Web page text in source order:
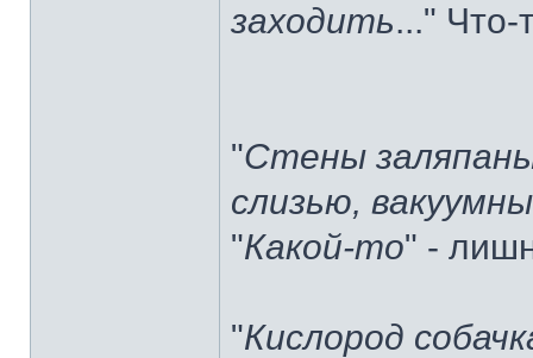
заходить..." Что-
"Стены
слизью,
"Какой-то" -
"Кислород